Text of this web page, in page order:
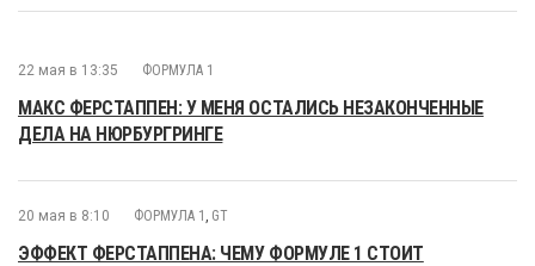
22 мая в 13:35 ФОРМУЛА 1
МАКС ФЕРСТАППЕН: У МЕНЯ ОСТАЛИСЬ НЕЗАКОНЧЕННЫЕ
ДЕЛА НА НЮРБУРГРИНГЕ
20 мая в 8:10 ФОРМУЛА 1 , GT
ЭФФЕКТ ФЕРСТАППЕНА: ЧЕМУ ФОРМУЛЕ 1 СТОИТ